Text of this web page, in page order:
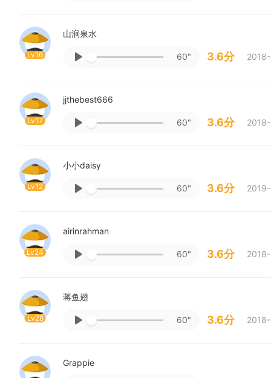
Lv16
山涧泉水
60" 3.6分
Lv17
jjthebest666
60" 3.6分
Lv12
小小daisy
60" 3.6分
Lv24
airinrahman
60" 3.6分
Lv28
蒋鱼翅
60" 3.6分
Grappie